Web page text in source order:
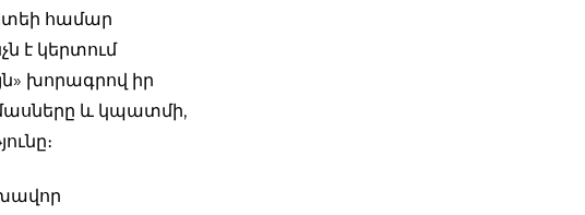
համար
է կերտում
խորագրով իր
և կպատմի,